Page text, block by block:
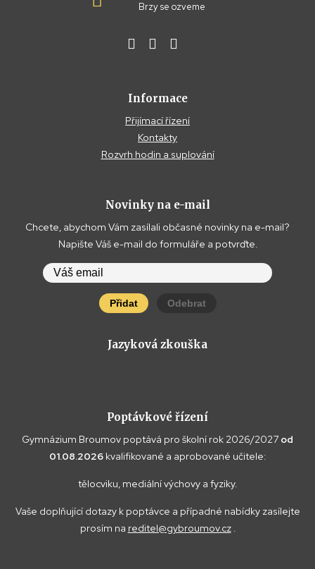
Brzy se ozveme
Informace
Přijímací řízení
Kontakty
Rozvrh hodin a suplování
Novinky na e-mail
Chcete, abychom Vám zasílali občasné novinky na e-mail?
Napište Váš e-mail do formuláře a potvrďte.
Přidat Odebrat
Jazyková zkouška
Poptávkové řízení
Gymnázium Broumov poptává pro školní rok 2026/2027 od
01.08.2026 kvalifikované a aprobované učitele:
tělocviku, mediální výchovy a fyziky.
Vaše doplňující dotazy k poptávce a případné nabídky zasílejte
prosím na reditel@gybroumov.cz.